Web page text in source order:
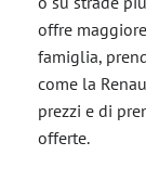
offre
famiglia,
come la
prezzi e di
offerte.